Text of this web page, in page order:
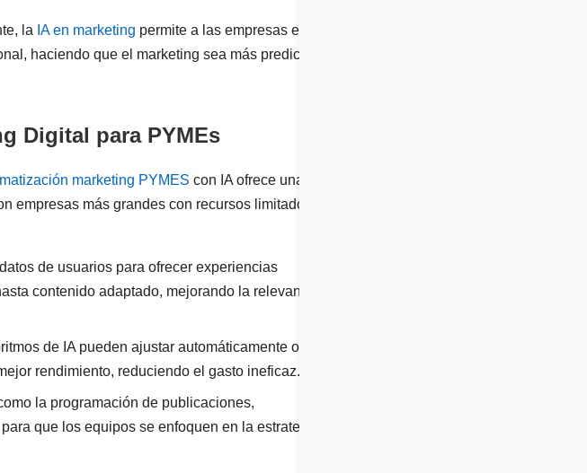
la IA en marketing permite a las empresas escalar
haciendo que el marketing sea más predictivo,
Digital para PYMEs
marketing PYMES con IA ofrece una
empresas más grandes con recursos limitados.
de usuarios para ofrecer experiencias
contenido adaptado, mejorando la relevancia y
de IA pueden ajustar automáticamente ofertas,
rendimiento, reduciendo el gasto ineficaz.
la programación de publicaciones,
que los equipos se enfoquen en la estrategia y